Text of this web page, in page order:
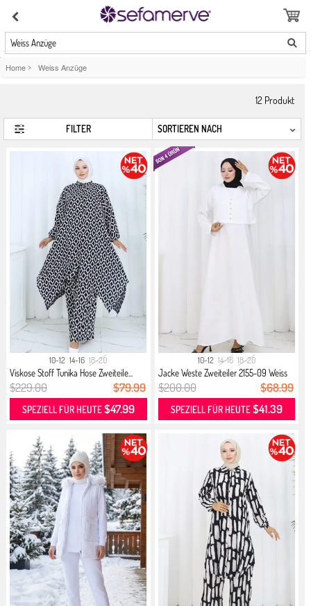
Weiss Anzüge
Home > Weiss Anzüge
12 Produkt
FILTER
10-12 14-16 18-20
Viskose Stoff Tunika Hose Zweiteile...
$229.00 $79.99
SPEZIELL FÜR HEUTE$47.99
10-12 14-16 18-20
Jacke Weste Zweiteiler 2155-09 Weiss
$200.00 $68.99
SPEZIELL FÜR HEUTE$41.39